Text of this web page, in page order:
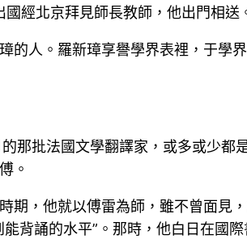
經北京拜見師長教師，他出門相送
的人。羅新璋享譽學界表裡，于學
那批法國文學翻譯家，或多或少都
。
期，他就以傅雷為師，雖不曾面
背誦的水平”。那時，他白日在國